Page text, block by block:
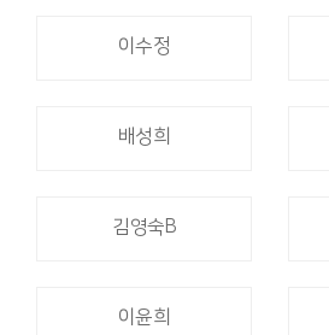
이수정
배성희
김영숙B
이윤희